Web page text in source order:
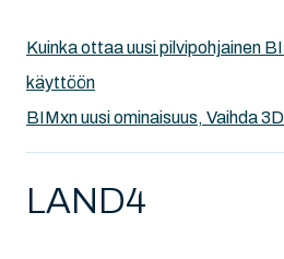
Kuinka ottaa uusi pilvipohjainen
käyttöön
BIMxn uusi ominaisuus, Vaihda
LAND4